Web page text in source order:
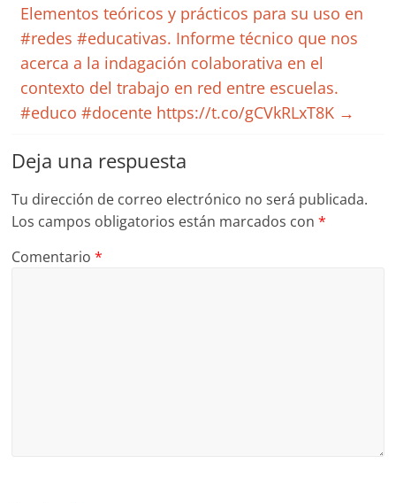
Elementos teóricos y prácticos para su uso en
#redes #educativas. Informe técnico que nos
acerca a la indagación colaborativa en el
contexto del trabajo en red entre escuelas.
#educo #docente https://t.co/gCVkRLxT8K →
Deja una respuesta
Tu dirección de correo electrónico no será publicada.
Los campos obligatorios están marcados con*
Comentario*